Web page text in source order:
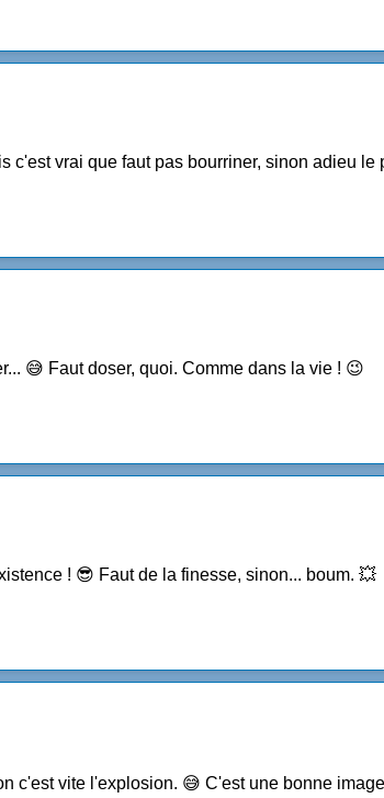
c'est vrai que faut pas bourriner, sinon adieu le
😅 Faut doser, quoi. Comme dans la vie ! 😉
! 😎 Faut de la finesse, sinon... boum. 💥
c'est vite l'explosion. 😅 C'est une bonne